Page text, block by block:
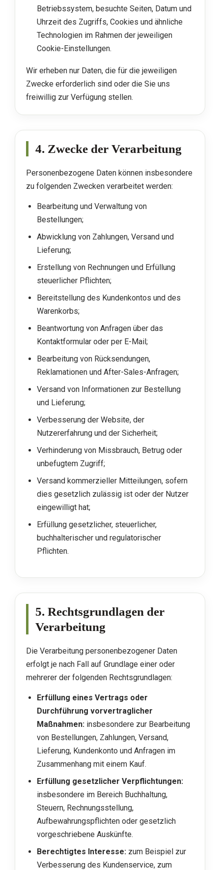
Betriebssystem, besuchte Seiten, Datum und
Uhrzeit des Zugriffs, Cookies und ähnliche
Technologien im Rahmen der jeweiligen
Cookie-Einstellungen.
Wir erheben nur Daten, die für die jeweiligen
Zwecke erforderlich sind oder die Sie uns
freiwillig zur Verfügung stellen.
4. Zwecke der Verarbeitung
Personenbezogene Daten können insbesondere
zu folgenden Zwecken verarbeitet werden:
Bearbeitung und Verwaltung von
Bestellungen;
Abwicklung von Zahlungen, Versand und
Lieferung;
Erstellung von Rechnungen und Erfüllung
steuerlicher Pflichten;
Bereitstellung des Kundenkontos und des
Warenkorbs;
Beantwortung von Anfragen über das
Kontaktformular oder per E-Mail;
Bearbeitung von Rücksendungen,
Reklamationen und After-Sales-Anfragen;
Versand von Informationen zur Bestellung
und Lieferung;
Verbesserung der Website, der
Nutzererfahrung und der Sicherheit;
Verhinderung von Missbrauch, Betrug oder
unbefugtem Zugriff;
Versand kommerzieller Mitteilungen, sofern
dies gesetzlich zulässig ist oder der Nutzer
eingewilligt hat;
Erfüllung gesetzlicher, steuerlicher,
buchhalterischer und regulatorischer
Pflichten.
5. Rechtsgrundlagen der
Verarbeitung
Die Verarbeitung personenbezogener Daten
erfolgt je nach Fall auf Grundlage einer oder
mehrerer der folgenden Rechtsgrundlagen:
Erfüllung eines Vertrags oder
Durchführung vorvertraglicher
Maßnahmen: insbesondere zur Bearbeitung
von Bestellungen, Zahlungen, Versand,
Lieferung, Kundenkonto und Anfragen im
Zusammenhang mit einem Kauf.
Erfüllung gesetzlicher Verpflichtungen:
insbesondere im Bereich Buchhaltung,
Steuern, Rechnungsstellung,
Aufbewahrungspflichten oder gesetzlich
vorgeschriebene Auskünfte.
Berechtigtes Interesse: zum Beispiel zur
Verbesserung des Kundenservice, zum